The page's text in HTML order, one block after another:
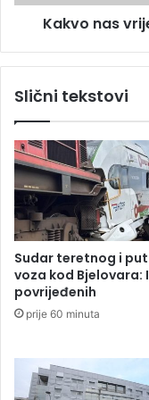
d
n
i
h
3
9
0
.
0
0
0
M
v
m
č
e
k
u
n
r
e
n
Kakvo nas
Slični tekstovi
Sudar teretnog i
voza kod Bjelovara:
povrijeđenih
prije 60 minuta